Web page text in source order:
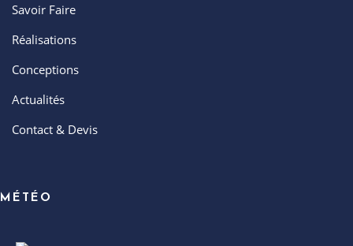
Savoir Faire
Réalisations
Conceptions
Actualités
Contact & Devis
MÉTÉO